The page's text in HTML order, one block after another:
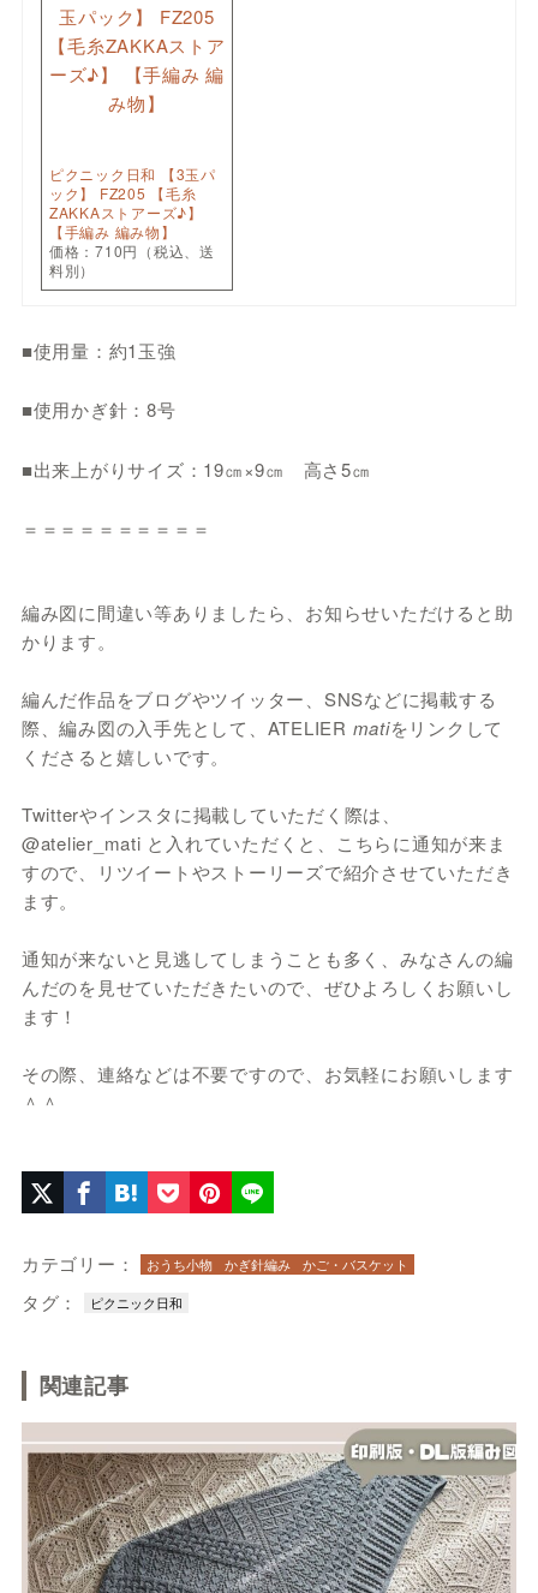
ピクニック日和 【3玉パ
ック】 FZ205 【毛糸
ZAKKAストアーズ♪】
【手編み 編み物】
価格：710円（税込、送
料別）
■使用量：約1玉強
■使用かぎ針：8号
■出来上がりサイズ：19㎝×9㎝ 高さ5㎝
＝＝＝＝＝＝＝＝＝＝
編み図に間違い等ありましたら、お知らせいただけると助
かります。
編んだ作品をブログやツイッター、SNSなどに掲載する
際、編み図の入手先として、ATELIER matiをリンクして
くださると嬉しいです。
Twitterやインスタに掲載していただく際は、
@atelier_mati と入れていただくと、こちらに通知が来ま
すので、リツイートやストーリーズで紹介させていただき
ます。
通知が来ないと見逃してしまうことも多く、みなさんの編
んだのを見せていただきたいので、ぜひよろしくお願いし
ます！
その際、連絡などは不要ですので、お気軽にお願いします
＾＾
カテゴリー： おうち小物 かぎ針編み かご・バスケット
タグ： ピクニック日和
関連記事